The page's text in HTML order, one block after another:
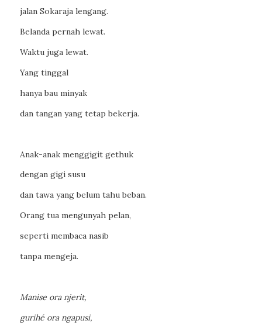
jalan Sokaraja lengang.
Belanda pernah lewat.
Waktu juga lewat.
Yang tinggal
hanya bau minyak
dan tangan yang tetap bekerja.
Anak-anak menggigit gethuk
dengan gigi susu
dan tawa yang belum tahu beban.
Orang tua mengunyah pelan,
seperti membaca nasib
tanpa mengeja.
Manise ora njerit,
gurihé ora ngapusi,